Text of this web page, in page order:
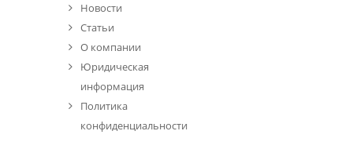
Новости
Статьи
О компании
Юридическая
информация
Политика
конфиденциальности